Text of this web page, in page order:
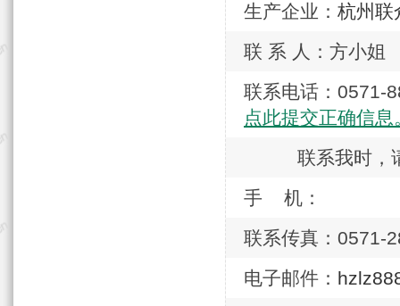
生产企业： 杭州联
联 系 人：方小姐
联系电话：
点此提交正确信息
联系我时，
手 机：
联系传真：0571-
电子邮件：